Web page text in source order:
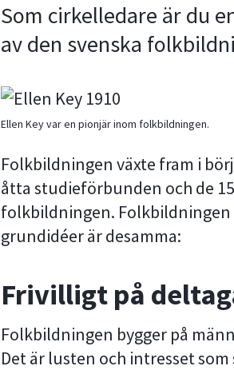
Som cirkelledare är du
av den svenska
Ellen Key var en pionjär inom folkbildningen.
Folkbildningen växte fram i
åtta studieförbunden och de
folkbildningen. Folkbildningen
grundidéer är desamma:
Frivilligt på
Folkbildningen bygger på
Det är lusten och intresset som